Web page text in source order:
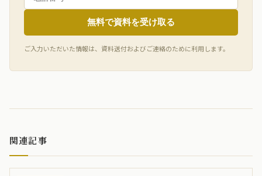
無料で資料を受け取る
ご入力いただいた情報は、資料送付およびご連絡のために利用します。
関連記事